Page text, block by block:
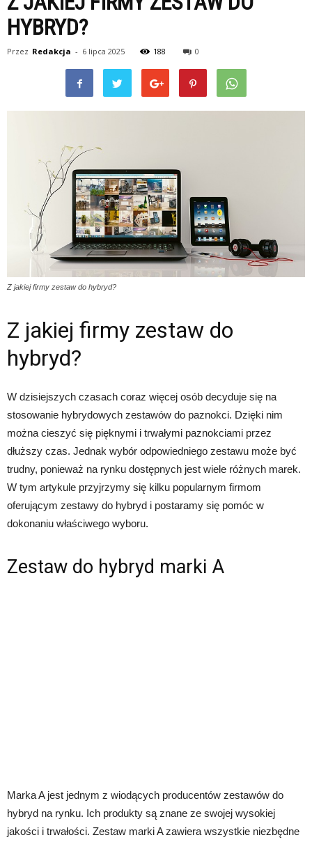
HYBRYD?
Przez Redakcja - 6 lipca 2025 188 0
Z jakiej firmy zestaw do hybryd?
Z jakiej firmy zestaw do
hybryd?
W dzisiejszych czasach coraz więcej osób decyduje się na
stosowanie hybrydowych zestawów do paznokci. Dzięki nim
można cieszyć się pięknymi i trwałymi paznokciami przez
dłuższy czas. Jednak wybór odpowiedniego zestawu może być
trudny, ponieważ na rynku dostępnych jest wiele różnych marek.
W tym artykule przyjrzymy się kilku popularnym firmom
oferującym zestawy do hybryd i postaramy się pomóc w
dokonaniu właściwego wyboru.
Zestaw do hybryd marki A
Marka A jest jednym z wiodących producentów zestawów do
hybryd na rynku. Ich produkty są znane ze swojej wysokiej
jakości i trwałości. Zestaw marki A zawiera wszystkie niezbędne